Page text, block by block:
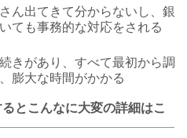
ん出てきて分からないし、銀
ても事務的な対応をされる
きがあり、すべて最初から調
膨大な時間がかかる
とこんなに大変の詳細はこ